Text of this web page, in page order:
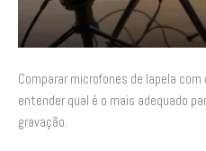
Comparar microfones de lapela
entender qual é o mais adequado
gravação.